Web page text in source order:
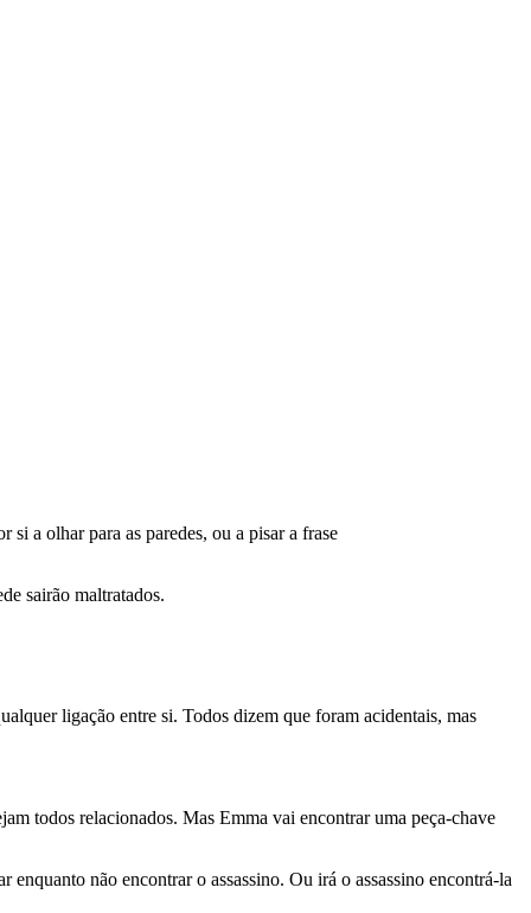
a olhar para as paredes, ou a pisar a frase
sairão maltratados.
ligação entre si. Todos dizem que foram acidentais, mas
todos relacionados. Mas Emma vai encontrar uma peça-chave
não encontrar o assassino. Ou irá o assassino encontrá-la